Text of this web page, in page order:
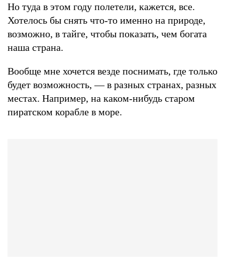
Но туда в этом году полетели, кажется, все.
Хотелось бы снять что-то именно на природе,
возможно, в тайге, чтобы показать, чем богата
наша страна.
Вообще мне хочется везде поснимать, где только
будет возможность, — в разных странах, разных
местах. Например, на каком-нибудь старом
пиратском корабле в море.